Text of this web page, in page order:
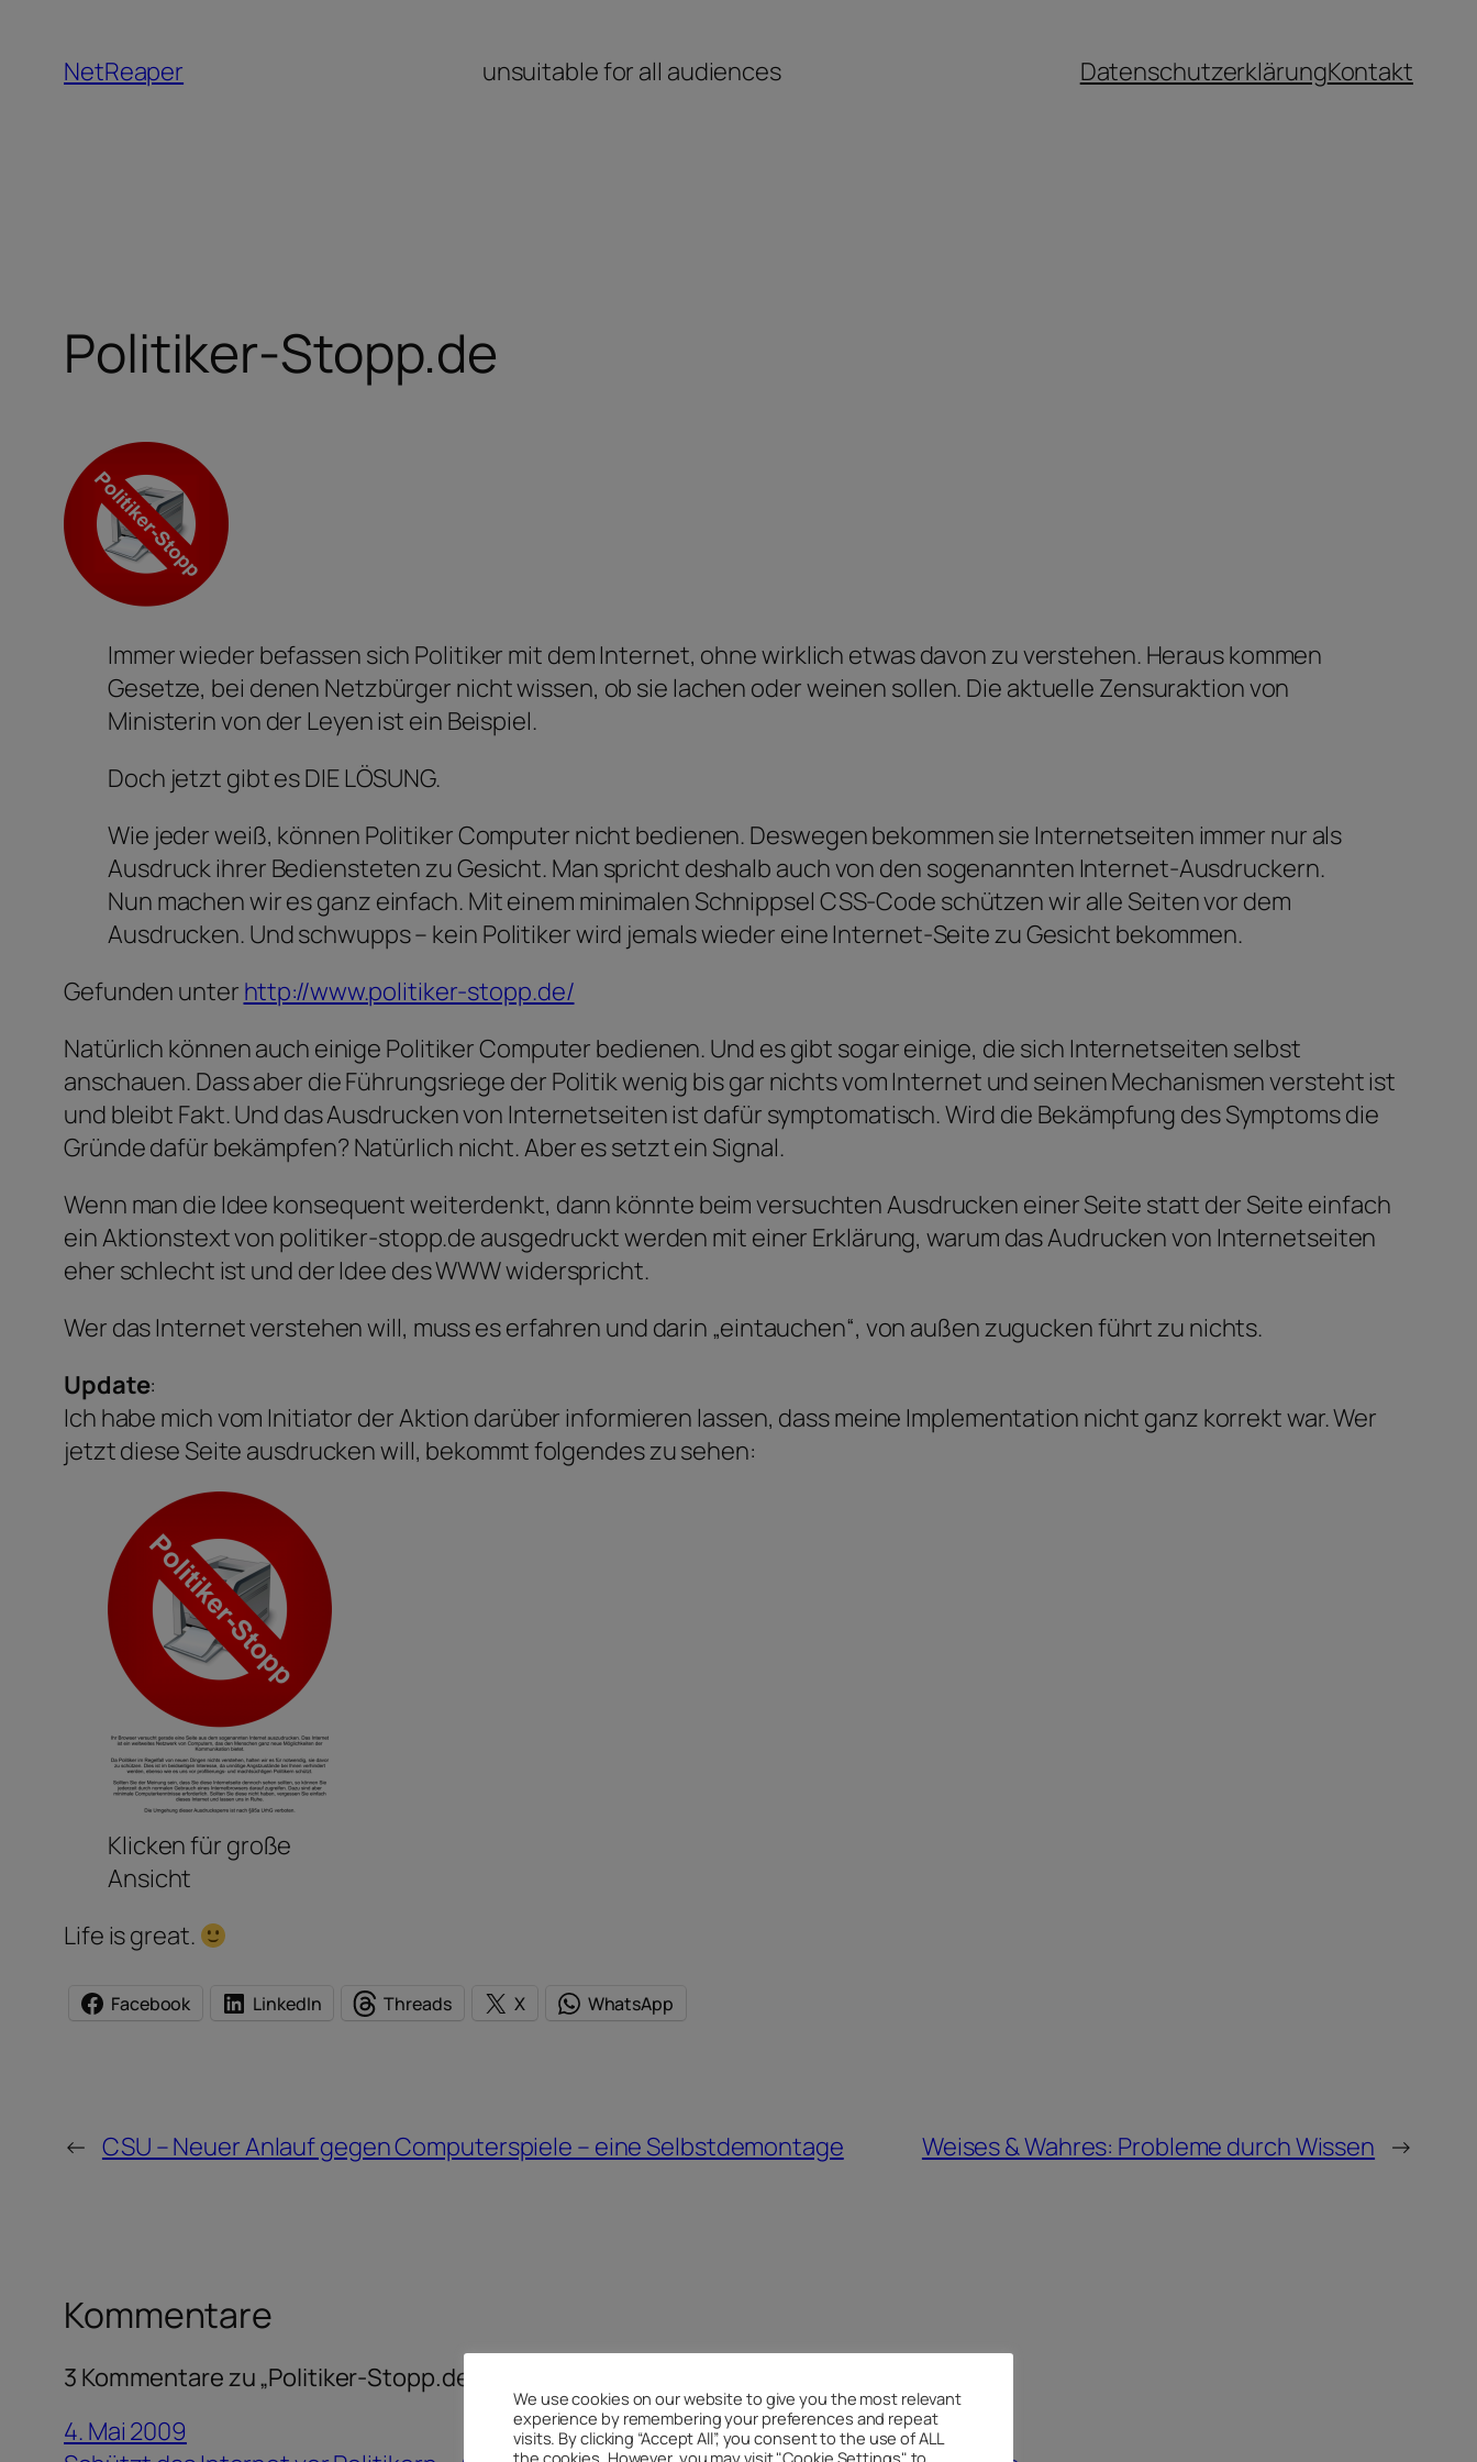
Inhalt
springen
NetReaper unsuitable for all audiences DatenschutzerklärungKontakt
Politiker-Stopp.de
Immer wieder befassen sich Politiker mit dem Internet, ohne wirklich etwas davon zu verstehen. Heraus kommen
Gesetze, bei denen Netzbürger nicht wissen, ob sie lachen oder weinen sollen. Die aktuelle Zensuraktion von
Ministerin von der Leyen ist ein Beispiel.
Doch jetzt gibt es DIE LÖSUNG.
Wie jeder weiß, können Politiker Computer nicht bedienen. Deswegen bekommen sie Internetseiten immer nur als
Ausdruck ihrer Bediensteten zu Gesicht. Man spricht deshalb auch von den sogenannten Internet-Ausdruckern.
Nun machen wir es ganz einfach. Mit einem minimalen Schnippsel CSS-Code schützen wir alle Seiten vor dem
Ausdrucken. Und schwupps – kein Politiker wird jemals wieder eine Internet-Seite zu Gesicht bekommen.
Gefunden unter http://www.politiker-stopp.de/
Natürlich können auch einige Politiker Computer bedienen. Und es gibt sogar einige, die sich Internetseiten selbst
anschauen. Dass aber die Führungsriege der Politik wenig bis gar nichts vom Internet und seinen Mechanismen versteht ist
und bleibt Fakt. Und das Ausdrucken von Internetseiten ist dafür symptomatisch. Wird die Bekämpfung des Symptoms die
Gründe dafür bekämpfen? Natürlich nicht. Aber es setzt ein Signal.
Wenn man die Idee konsequent weiterdenkt, dann könnte beim versuchten Ausdrucken einer Seite statt der Seite einfach
ein Aktionstext von politiker-stopp.de ausgedruckt werden mit einer Erklärung, warum das Audrucken von Internetseiten
eher schlecht ist und der Idee des WWW widerspricht.
Wer das Internet verstehen will, muss es erfahren und darin „eintauchen“, von außen zugucken führt zu nichts.
Update:
Ich habe mich vom Initiator der Aktion darüber informieren lassen, dass meine Implementation nicht ganz korrekt war. Wer
jetzt diese Seite ausdrucken will, bekommt folgendes zu sehen:
Klicken für große
Ansicht
Life is great.
Facebook LinkedIn Threads X WhatsApp
← CSU – Neuer Anlauf gegen Computerspiele – eine Selbstdemontage Weises & Wahres: Probleme durch Wissen →
Kommentare
3 Kommentare zu „Politiker-Stopp.de“
4. Mai 2009
We use cookies on our website to give you the most relevant
experience by remembering your preferences and repeat
visits. By clicking “Accept All”, you consent to the use of ALL
the cookies. However, you may visit "Cookie Settings" to